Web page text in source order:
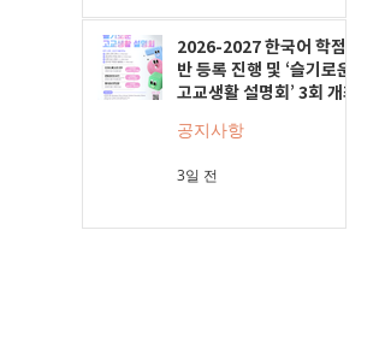
2026-2027 한국어 학점
반 등록 진행 및 ‘슬기로운
고교생활 설명회’ 3회 개최
공지사항
3일 전